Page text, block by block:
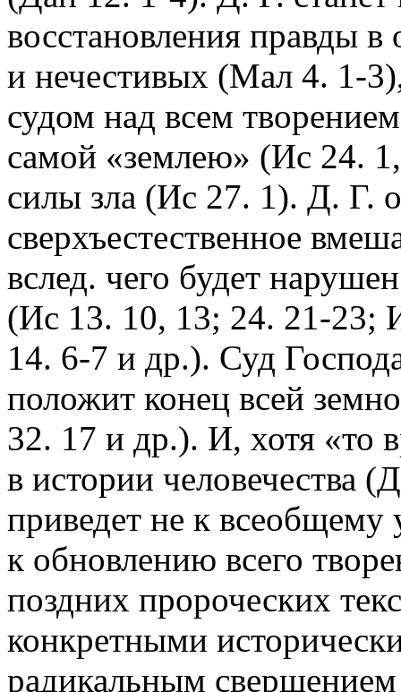
восстановления правды
и нечестивых (Мал 4. 1-
судом над всем
самой «землею» (Ис 24.
силы зла (Ис 27. 1). Д. Г.
сверхъестественное
вслед. чего будет
(Ис 13. 10, 13; 24. 21-23;
14. 6-7 и др.). Суд
положит конец всей
32. 17 и др.). И, хотя «то
в истории человечества
приведет не к
к обновлению всего
поздних пророческих
конкретными
радикальным